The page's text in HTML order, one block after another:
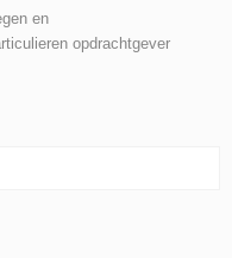
en
opdrachtgever